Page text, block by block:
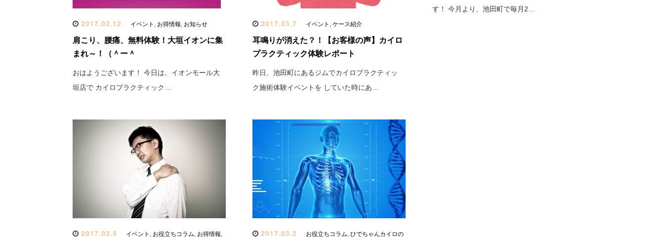
2017.03.12 イベント , お得情報, お知らせ
肩こり、腰痛、無料体験！大垣イオンに集
まれ～！（＾ー＾
おはようございます！ 今日は、イオンモール大
垣店で カイロプラクティック…
2017.03.7 イベント , ケース紹介
耳鳴りが消えた？！【お客様の声】カイロ
プラクティック体験レポート
昨日、池田町にあるジムでカイロプラクティッ
ク施術体験イベントを していた時にあ…
す！ 今月より、池田町で毎月2…
2017.03.5 イベント , お役立ちコラム, お得情報,
2017.03.2 お役立ちコラム, ひでちゃんカイロの